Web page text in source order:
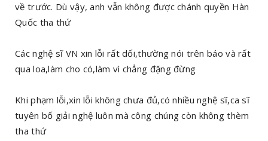
về trước. Dù vậy, anh vẫn không được chánh quyền Hàn
Quốc tha thứ
Các nghệ sĩ VN xin lỗi rất dối,thường nói trên báo và rất
qua loa,làm cho có,làm vì chẳng đặng đừng
Khi phạm lỗi,xin lỗi không chưa đủ,có nhiều nghệ sĩ,ca sĩ
tuyên bố giải nghệ luôn mà công chúng còn không thèm
tha thứ